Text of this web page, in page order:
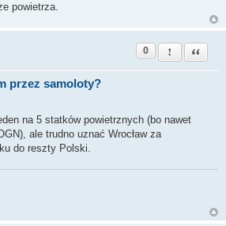
powietrza.
przez samoloty?
0 Zgłoś ten post
Cytuj
na 5 statków powietrznych (bo nawet
ale trudno uznać Wrocław za
do reszty Polski.